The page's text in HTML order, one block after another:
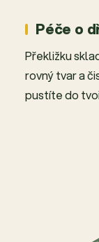
Péče o
Překližku
rovný tvar a
pustíte do